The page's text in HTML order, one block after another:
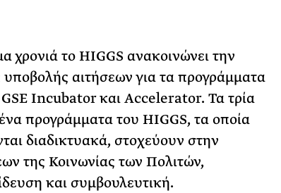
χρονιά το HIGGS ανακοινώνει την
υποβολής αιτήσεων για τα προγράμματα
Incubator και Accelerator. Τα τρία
προγράμματα του HIGGS, τα οποία
διαδικτυακά, στοχεύουν στην
της Κοινωνίας των Πολιτών,
και συμβουλευτική.